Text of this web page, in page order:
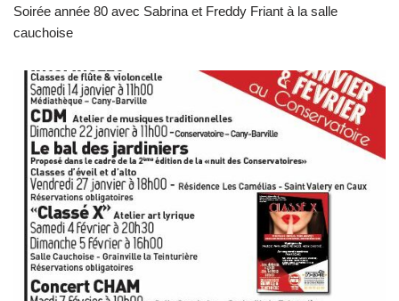
Soirée année 80 avec Sabrina et Freddy Friant à la salle
cauchoise